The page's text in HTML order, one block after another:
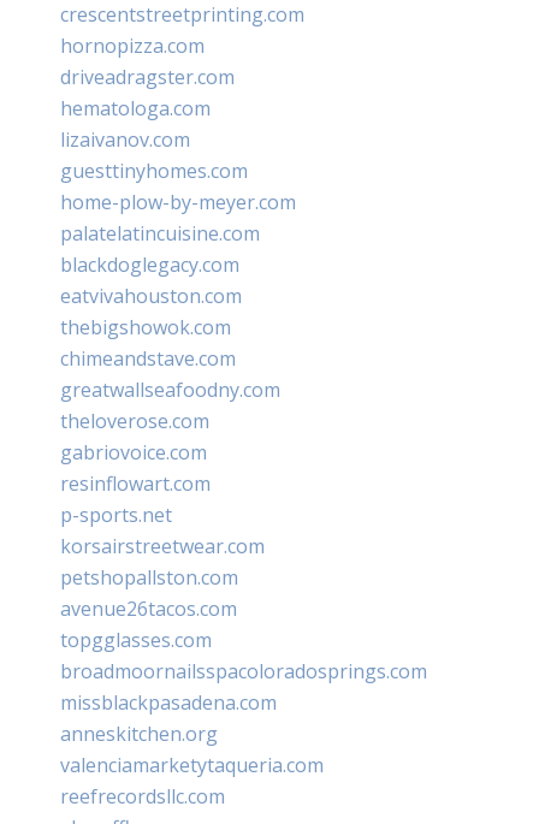
crescentstreetprinting.com
hornopizza.com
driveadragster.com
hematologa.com
lizaivanov.com
guesttinyhomes.com
home-plow-by-meyer.com
palatelatincuisine.com
blackdoglegacy.com
eatvivahouston.com
thebigshowok.com
chimeandstave.com
greatwallseafoodny.com
theloverose.com
gabriovoice.com
resinflowart.com
p-sports.net
korsairstreetwear.com
petshopallston.com
avenue26tacos.com
topgglasses.com
broadmoornailsspacoloradosprings.com
missblackpasadena.com
anneskitchen.org
valenciamarketytaqueria.com
reefrecordsllc.com